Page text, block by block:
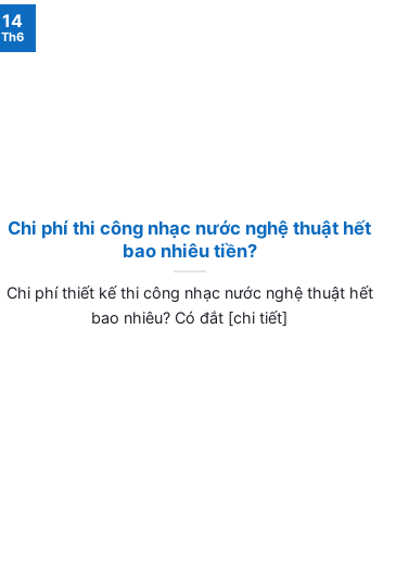
Chi phí thi công nhạc nước nghệ thuật hết
bao nhiêu tiền?
Chi phí thiết kế thi công nhạc nước nghệ thuật hết
bao nhiêu? Có đắt [chi tiết]
14
Th6